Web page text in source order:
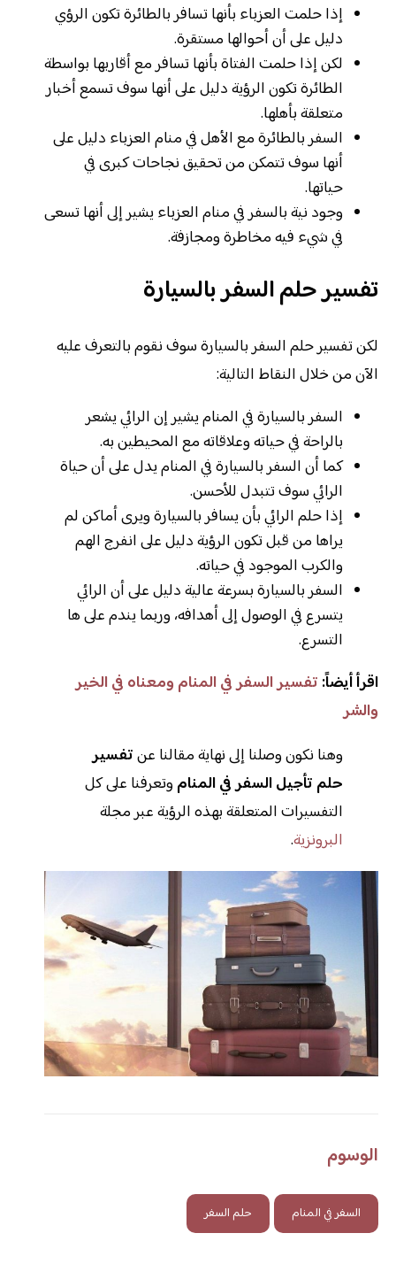
إذا حلمت العزباء بأنها تسافر بالطائرة تكون الرؤي
دليل على أن أحوالها مستقرة.
لكن إذا حلمت الفتاة بأنها تسافر مع أقاربها بواسطة
الطائرة تكون الرؤية دليل على أنها سوف تسمع أخبار
متعلقة بأهلها.
السفر بالطائرة مع الأهل في منام العزباء دليل على
أنها سوف تتمكن من تحقيق نجاحات كبرى في
حياتها.
وجود نية بالسفر في منام العزباء يشير إلى أنها تسعى
في شيء فيه مخاطرة ومجازفة.
تفسير حلم السفر بالسيارة
لكن تفسير حلم السفر بالسيارة سوف نقوم بالتعرف عليه
الآن من خلال النقاط التالية:
السفر بالسيارة في المنام يشير إن الرائي يشعر
بالراحة في حياته وعلاقاته مع المحيطين به.
كما أن السفر بالسيارة في المنام يدل على أن حياة
الرائي سوف تتبدل للأحسن.
إذا حلم الرائي بأن يسافر بالسيارة ويرى أماكن لم
يراها من قبل تكون الرؤية دليل على انفرج الهم
والكرب الموجود في حياته.
السفر بالسيارة بسرعة عالية دليل على أن الرائي
يتسرع في الوصول إلى أهدافه، وربما يندم على ها
التسرع.
اقرأ أيضاً: تفسير السفر في المنام ومعناه في الخير
والشر
وهنا نكون وصلنا إلى نهاية مقالنا عنتفسير
حلم تأجيل السفر في المنام وتعرفنا على كل
التفسيرات المتعلقة بهذه الرؤية عبر مجلة
البرونزية.
الوسوم
السفر في المنام حلم السفر